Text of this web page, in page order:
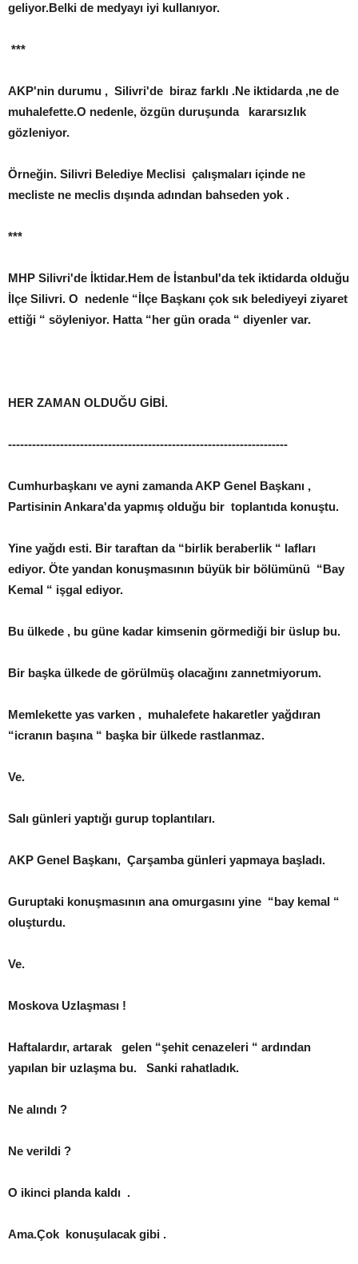
geliyor.Belki de medyayı iyi kullanıyor.
***
AKP'nin durumu , Silivri'de biraz farklı .Ne iktidarda ,ne de
muhalefette.O nedenle, özgün duruşunda kararsızlık
gözleniyor.
Örneğin. Silivri Belediye Meclisi çalışmaları içinde ne
mecliste ne meclis dışında adından bahseden yok .
***
MHP Silivri'de İktidar.Hem de İstanbul'da tek iktidarda olduğu
İlçe Silivri. O nedenle “İlçe Başkanı çok sık belediyeyi ziyaret
ettiği “ söyleniyor. Hatta “her gün orada “ diyenler var.
HER ZAMAN OLDUĞU GİBİ.
----------------------------------------------------------------------
Cumhurbaşkanı ve ayni zamanda AKP Genel Başkanı ,
Partisinin Ankara'da yapmış olduğu bir toplantıda konuştu.
Yine yağdı esti. Bir taraftan da “birlik beraberlik “ lafları
ediyor. Öte yandan konuşmasının büyük bir bölümünü “Bay
Kemal “ işgal ediyor.
Bu ülkede , bu güne kadar kimsenin görmediği bir üslup bu.
Bir başka ülkede de görülmüş olacağını zannetmiyorum.
Memlekette yas varken , muhalefete hakaretler yağdıran
“icranın başına “ başka bir ülkede rastlanmaz.
Ve.
Salı günleri yaptığı gurup toplantıları.
AKP Genel Başkanı, Çarşamba günleri yapmaya başladı.
Guruptaki konuşmasının ana omurgasını yine “bay kemal “
oluşturdu.
Ve.
Moskova Uzlaşması !
Haftalardır, artarak gelen “şehit cenazeleri “ ardından
yapılan bir uzlaşma bu. Sanki rahatladık.
Ne alındı ?
Ne verildi ?
O ikinci planda kaldı .
Ama.Çok konuşulacak gibi .